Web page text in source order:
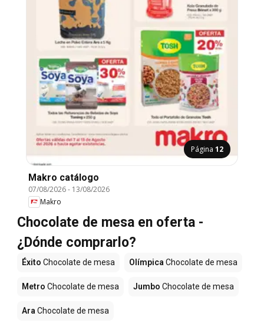
Página 12
Makro catálogo
07/08/2026- 13/08/2026
Makro
Chocolate de mesa en oferta -
¿Dónde comprarlo?
Éxito Chocolate de mesa Olímpica Chocolate de mesa
Metro Chocolate de mesa Jumbo Chocolate de mesa
Ara Chocolate de mesa